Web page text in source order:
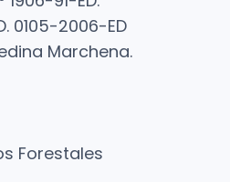
0105-2006-ED
Marchena.
Forestales